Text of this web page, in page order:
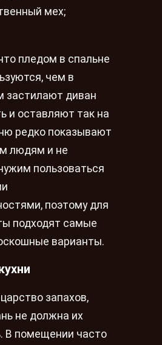
мех;
пледом в спальне
чем в
застилают диван
и оставляют так на
редко показывают
людям и не
пользоваться
поэтому для
подходят самые
варианты.
запахов,
не должна их
В помещении часто